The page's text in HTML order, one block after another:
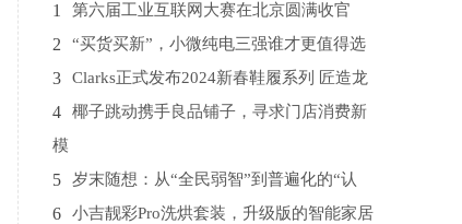
1 第六届工业互联网大赛在北京圆满收官
2 “买货买新”，小微纯电三强谁才更值得选
3 Clarks正式发布2024新春鞋履系列 匠造龙
4
椰子跳动携手良品铺子，寻求门店消费新
模
5 岁末随想：从“全民弱智”到普遍化的“认
6 小吉靓彩Pro洗烘套装，升级版的智能家居